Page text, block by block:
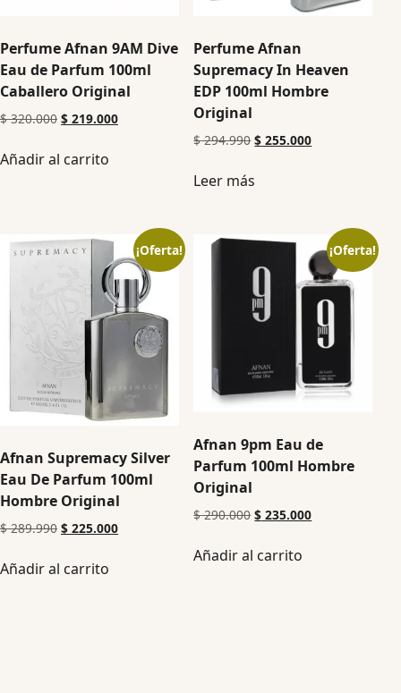
Perfume Afnan 9AM Dive
Eau de Parfum 100ml
Caballero Original
$320.000 $ 219.000
Añadir al carrito
Perfume Afnan
Supremacy In Heaven
EDP 100ml Hombre
Original
$294.990 $ 255.000
Leer más
¡Oferta!
Afnan Supremacy Silver
Eau De Parfum 100ml
Hombre Original
$289.990 $ 225.000
Añadir al carrito
¡Oferta!
Afnan 9pm Eau de
Parfum 100ml Hombre
Original
$290.000 $ 235.000
Añadir al carrito